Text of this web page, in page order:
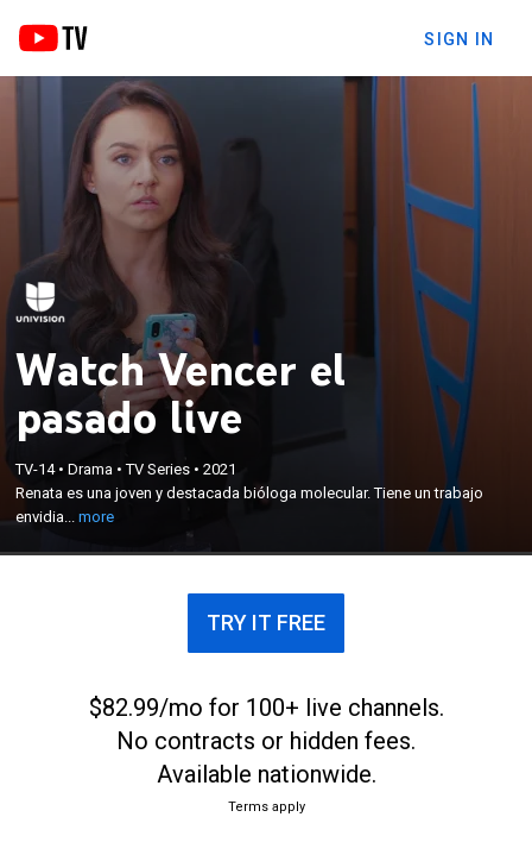
SIGN IN
Watch Vencer el
pasado live
TV-14•Drama •TV Series •2021
Renata es una joven y destacada bióloga molecular. Tiene un trabajo
envidia...more
Renata es una joven y destacada bióloga molecular.
Tiene un trabajo envidiable y está a punto de
casarse con Alonso, su novio de la universidad. Un
video donde aparece besando a un compañero de
×
TRY IT FREE
$82.99/mo for 100+ live channels.
No contracts or hidden fees.
Available nationwide.
Terms apply